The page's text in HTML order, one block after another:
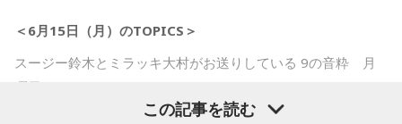
番組名：日本郵便 SUNDAY'S POST
放送日時：毎週日曜 15:00～15:50
パーソナリティ：小山薫堂、宇賀なつみ
@sundayspost1
＜6月15日（月）のTOPICS＞
スージー鈴木とミラッキ大村がお送りしている 9の音粋 月
曜日。
6月15日は「29歳特集」この記事を読む